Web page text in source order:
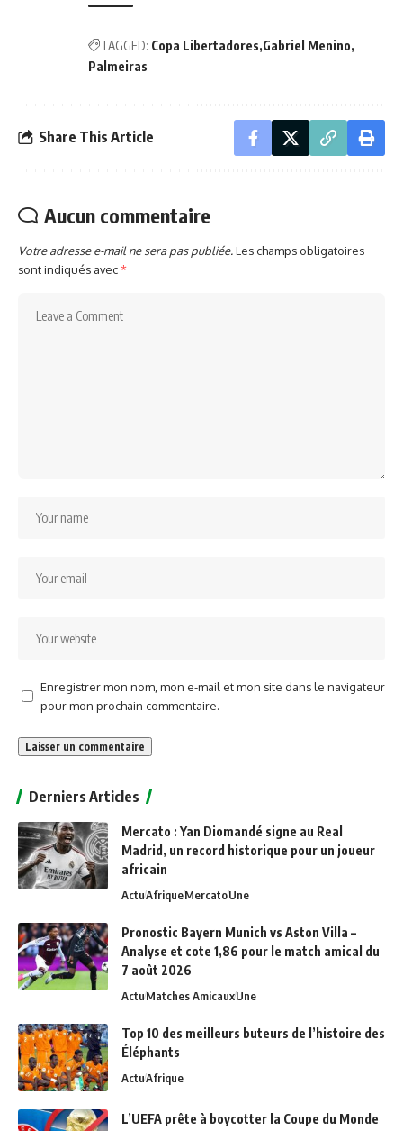
TAGGED: Copa Libertadores Gabriel Menino
Palmeiras
Share This Article
Aucun commentaire
Votre adresse e-mail ne sera pas publiée.Les champs obligatoires
sont indiqués avec*
Enregistrer mon nom, mon e-mail et mon site dans le navigateur
pour mon prochain commentaire.
Derniers Articles
Mercato : Yan Diomandé signe au Real
Madrid, un record historique pour un joueur
africain
ActuAfriqueMercatoUne
Pronostic Bayern Munich vs Aston Villa –
Analyse et cote 1,86 pour le match amical du
7 août 2026
ActuMatches AmicauxUne
Top 10 des meilleurs buteurs de l’histoire des
Éléphants
ActuAfrique
L’UEFA prête à boycotter la Coupe du Monde